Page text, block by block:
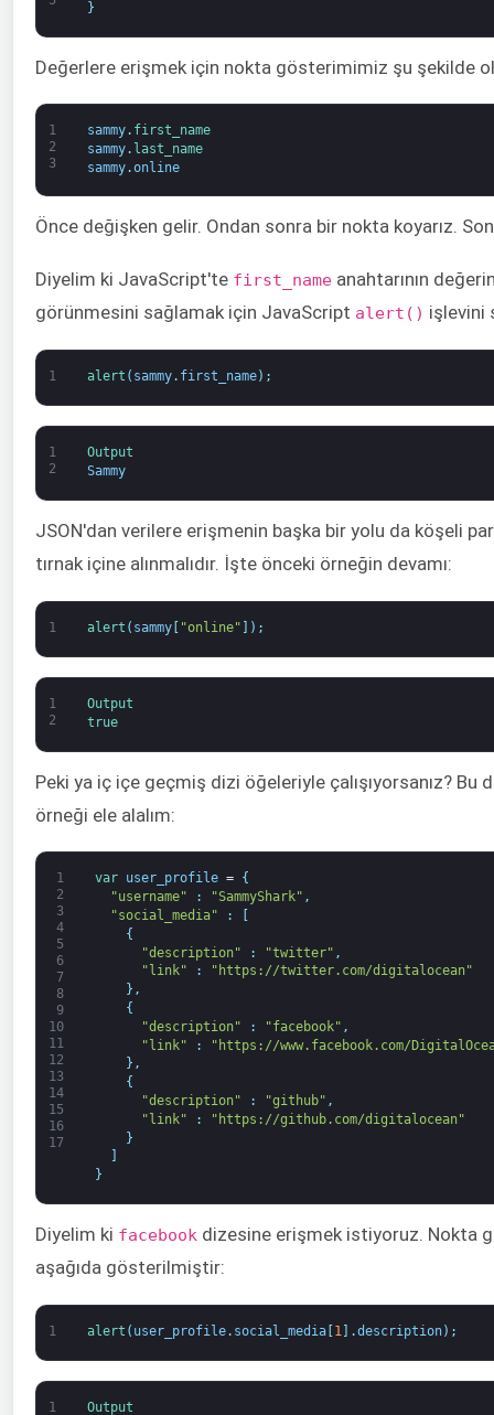
}
Değerlere erişmek için nokta gösterimimiz şu şekilde
1
2
3
sammy. first_name
sammy. last_name
sammy.online
Önce değişken gelir. Ondan sonra bir nokta koyarız.
Diyelim ki JavaScript'te first_name anahtarının
görünmesini sağlamak için JavaScript alert() işlevini
1 alert ( sammy. first_name) ;
1
2
Output
Sammy
JSON'dan verilere erişmenin başka bir yolu da köşeli
tırnak içine alınmalıdır. İşte önceki örneğin devamı:
1 alert ( sammy[ "online" ] ) ;
1
2
Output
true
Peki ya iç içe geçmiş dizi öğeleriyle çalışıyorsanız? Bu
örneği ele alalım:
1
2
3
4
5
6
7
8
9
10
11
12
13
14
15
16
17
var user_profile =
{
"username"
: "SammyShark" ,
"social_media"
:
{
"description"
: "twitter" ,
"link"
:
"https://twitter.com/digitalocean"
} ,
{
"description"
: "facebook" ,
"link"
:
"https://www.facebook.com/
} ,
{
"description"
: "github" ,
"link"
:
"https://github.com/digitalocean"
}
}
Diyelim ki facebook dizesine erişmek istiyoruz. Nokta
aşağıda gösterilmiştir:
1 alert ( user_profile. social_media[1 ] .description) ;
1
Output